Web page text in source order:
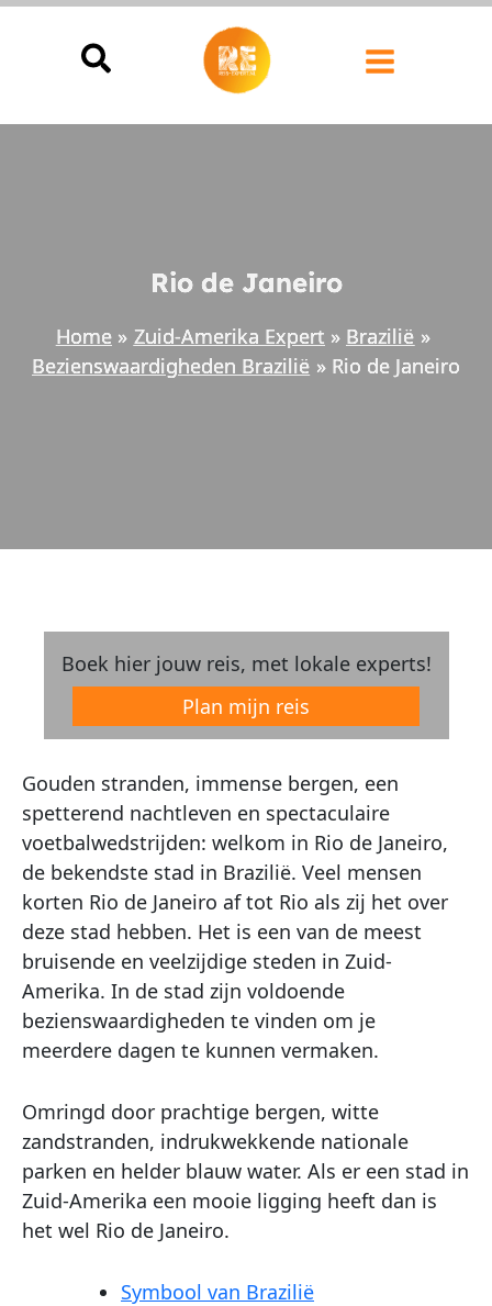
Ga
Rio de Janeiro
Home Zuid-Amerika Expert
Brazilië
Bezienswaardigheden Brazilië
Rio de Janeiro
Boek hier jouw reis, met lokale experts!
Plan mijn reis
Gouden stranden, immense bergen, een
spetterend nachtleven en spectaculaire
voetbalwedstrijden: welkom in Rio de Janeiro,
de bekendste stad in Brazilië. Veel mensen
korten Rio de Janeiro af tot Rio als zij het over
deze stad hebben. Het is een van de meest
bruisende en veelzijdige steden in Zuid-
Amerika. In de stad zijn voldoende
bezienswaardigheden te vinden om je
meerdere dagen te kunnen vermaken.
Omringd door prachtige bergen, witte
zandstranden, indrukwekkende nationale
parken en helder blauw water. Als er een stad in
Zuid-Amerika een mooie ligging heeft dan is
het wel Rio de Janeiro.
Symbool van Brazilië